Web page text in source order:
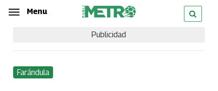
Skip
content
Menu
Publicidad
Farándula
Menu